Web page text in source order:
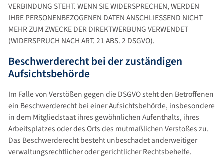
VERBINDUNG STEHT. WENN SIE WIDERSPRECHEN, WERDEN
IHRE PERSONENBEZOGENEN DATEN ANSCHLIESSEND NICHT
MEHR ZUM ZWECKE DER DIREKTWERBUNG VERWENDET
(WIDERSPRUCH NACH ART. 21 ABS. 2 DSGVO).
Beschwerde­recht bei der zuständigen
Aufsichts­behörde
Im Falle von Verstößen gegen die DSGVO steht den Betroffenen
ein Beschwerderecht bei einer Aufsichtsbehörde, insbesondere
in dem Mitgliedstaat ihres gewöhnlichen Aufenthalts, ihres
Arbeitsplatzes oder des Orts des mutmaßlichen Verstoßes zu.
Das Beschwerderecht besteht unbeschadet anderweitiger
verwaltungsrechtlicher oder gerichtlicher Rechtsbehelfe.